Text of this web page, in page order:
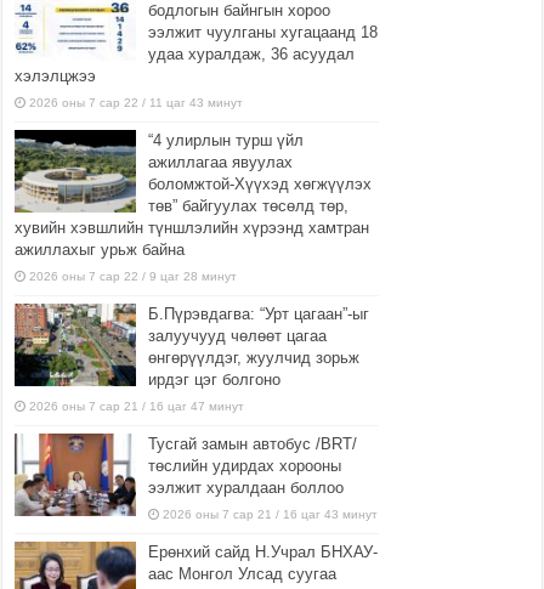
бодлогын байнгын хороо
ээлжит чуулганы хугацаанд 18
удаа хуралдаж, 36 асуудал
хэлэлцжээ
2026 оны 7 сар 22 / 11 цаг 43 минут
“4 улирлын турш үйл
ажиллагаа явуулах
боломжтой-Хүүхэд хөгжүүлэх
төв” байгуулах төсөлд төр,
хувийн хэвшлийн түншлэлийн хүрээнд хамтран
ажиллахыг урьж байна
2026 оны 7 сар 22 / 9 цаг 28 минут
Б.Пүрэвдагва: “Урт цагаан”-ыг
залуучууд чөлөөт цагаа
өнгөрүүлдэг, жуулчид зорьж
ирдэг цэг болгоно
2026 оны 7 сар 21 / 16 цаг 47 минут
Тусгай замын автобус /BRT/
төслийн удирдах хорооны
ээлжит хуралдаан боллоо
2026 оны 7 сар 21 / 16 цаг 43 минут
Ерөнхий сайд Н.Учрал БНХАУ-
аас Монгол Улсад суугаа